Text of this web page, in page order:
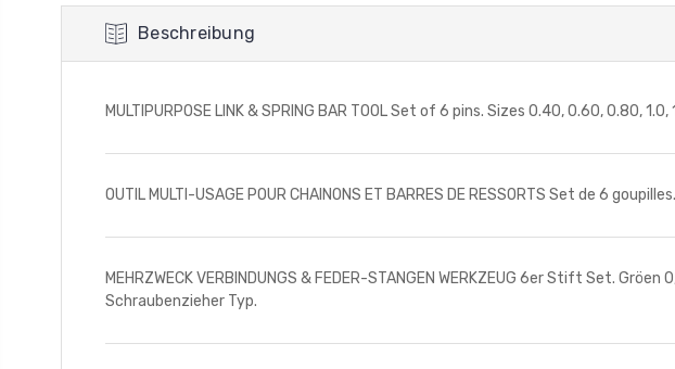
Beschreibung
MULTIPURPOSE LINK & SPRING BAR TOOL Set of 6 pins. Sizes 0.40, 0.60,
OUTIL MULTI-USAGE POUR CHAINONS ET BARRES DE RESSORTS Set de 6
MEHRZWECK VERBINDUNGS & FEDER-STANGEN WERKZEUG 6er Stift Set.
Schraubenzieher Typ.